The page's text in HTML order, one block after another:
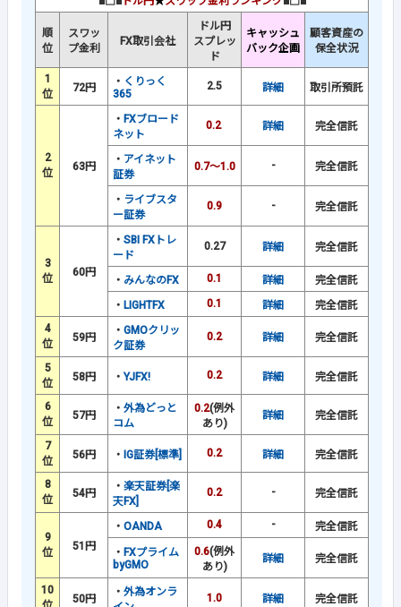
順
位
スワッ
プ金利
FX取引会社
ドル円
スプレッ
ド
キャッシュ
バック企画
顧客資産の
保全状況
1
位
72円 ・ くりっく
365
2.5 詳細 取引所預託
2
位
63円
・ FXブロード
ネット
0.2 詳細 完全信託
・ アイネット
証券
0.7～1.0 - 完全信託
・ ライブスタ
ー証券
0.9 - 完全信託
3
位
60円
・ SBI FXトレ
ード
0.27 詳細 完全信託
・ みんなのFX 0.1 詳細
完全信託
・ LIGHTFX 0.1 詳細
完全信託
4
位
59円
・ GMOクリッ
ク証券
0.2 詳細 完全信託
5
位
58円 ・ YJFX! 0.2 詳細 完全信託
6
位
57円
・ 外為どっと
コム
0.2(例外
あり)
詳細 完全信託
7
位
56円 ・ IG証券[標準] 0.2 詳細 完全信託
8
位
54円
・ 楽天証券[楽
天FX]
0.2 - 完全信託
9
位
51円
・ OANDA 0.4 - 完全信託
・ FXプライム
byGMO
0.6(例外
あり)
詳細 完全信託
10
50円
・ 外為オンラ
1.0 詳細 完全信託